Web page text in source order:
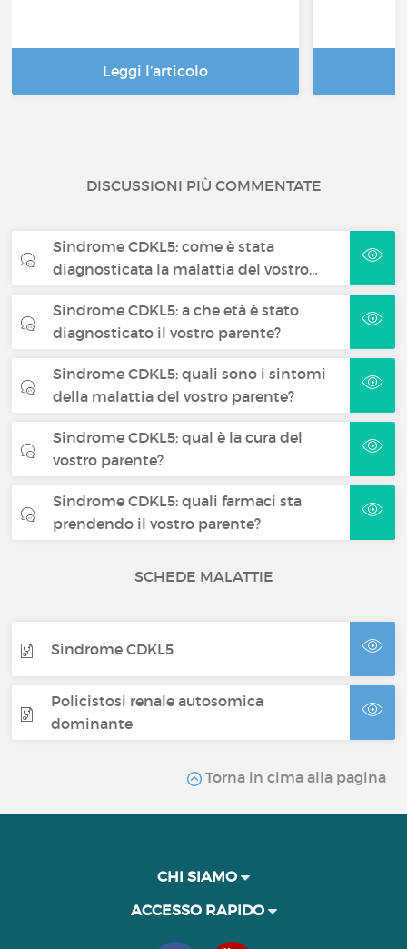
Leggi l’articolo
DISCUSSIONI PIÙ COMMENTATE
Sindrome CDKL5: come è stata
diagnosticata la malattia del vostro…
Sindrome CDKL5: a che età è stato
diagnosticato il vostro parente?
Sindrome CDKL5: quali sono i sintomi
della malattia del vostro parente?
Sindrome CDKL5: qual è la cura del
vostro parente?
Sindrome CDKL5: quali farmaci sta
prendendo il vostro parente?
SCHEDE MALATTIE
Sindrome CDKL5
Policistosi renale autosomica
dominante
Torna in cima alla pagina
CHI SIAMO
ACCESSO RAPIDO